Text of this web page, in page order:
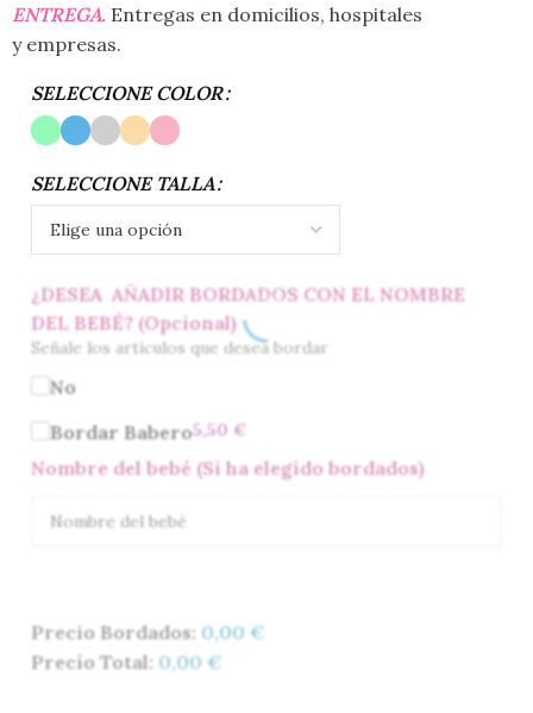
ENTREGA. Entregas en domicilios, hospitales
y empresas.
SELECCIONE COLOR
SELECCIONE TALLA
¿DESEA AÑADIR BORDADOS CON EL NOMBRE
DEL BEBÉ? (Opcional)
Señale los artículos que desea bordar
No
Bordar Babero5,50 €
Nombre del bebé (Si ha elegido bordados)
Precio Bordados: 0,00 €
Precio Total: 0,00 €